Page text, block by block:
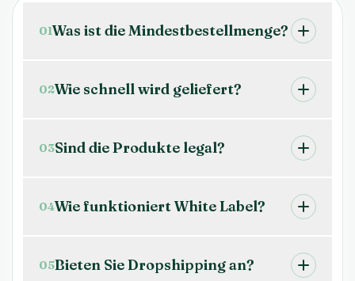
01Was ist die Mindestbestellmenge?
02Wie schnell wird geliefert?
03Sind die Produkte legal?
04Wie funktioniert White Label?
05Bieten Sie Dropshipping an?